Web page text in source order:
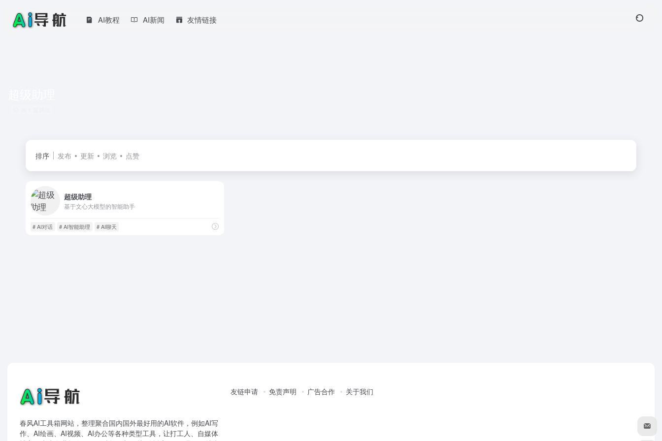
AI教程 AI新闻 友情链接
排序 发布 更新 浏览 点赞
超级助理
基于文心大模型的智能助手
# AI对话 # AI智能助理 # AI聊天
春风AI工具箱网站，整理聚合国内国外最好用的AI软件，例如AI写
作、AI绘画、AI视频、AI办公等各种类型工具，让打工人、自媒体
友链申请 免责声明 广告合作 关于我们